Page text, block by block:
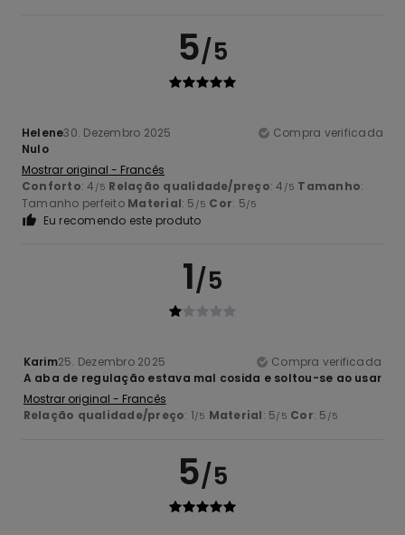
5/5
Helene30. Dezembro 2025
Compra verificada
Nulo
Mostrar original - Francês
Conforto: 4 /5 Relação qualidade/preço: 4 /5 Tamanho:
Tamanho perfeito Material: 5 /5 Cor: 5/5
Eu recomendo este produto
1/5
Karim25. Dezembro 2025
Compra verificada
A aba de regulação estava mal cosida e soltou-se ao usar
Mostrar original - Francês
Relação qualidade/preço: 1/5 Material: 5/5 Cor: 5 /5
5/5